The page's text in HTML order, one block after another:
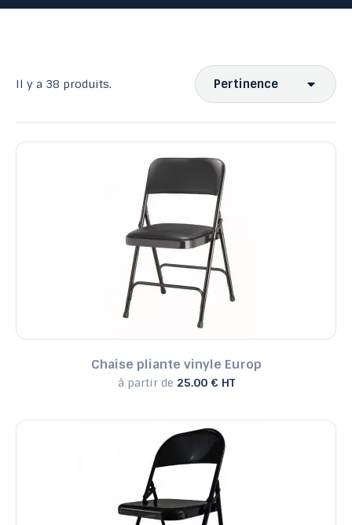
Il y a 38 produits. Pertinence
Pertinence
Nom, A à Z
Nom, Z à A
Prix, croissant
Prix, décroissant
Reference, A to Z
Reference, Z to A
Chaise pliante vinyle Europ
à partir de 25.00 € HT